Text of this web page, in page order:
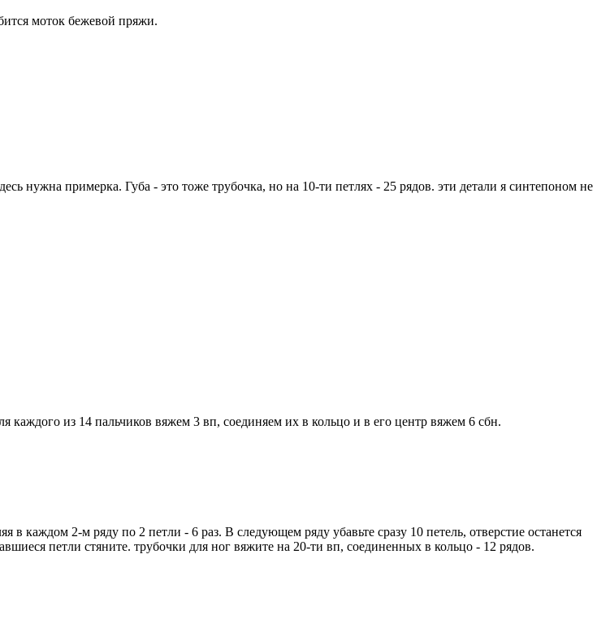
моток бежевой пряжи.
нужна примерка. Губа - это тоже трубочка, но на 10-ти петлях - 25 рядов. эти детали я синтепоном не
из 14 пальчиков вяжем 3 вп, соединяем их в кольцо и в его центр вяжем 6 сбн.
каждом 2-м ряду по 2 петли - 6 раз. В следующем ряду убавьте сразу 10 петель, отверстие останется
петли стяните. трубочки для ног вяжите на 20-ти вп, соединенных в кольцо - 12 рядов.